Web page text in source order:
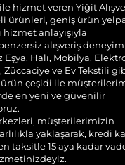
ile hizmet veren Yiğit
ürünleri, geniş ürün
anlayışıyla
alışveriş
Eşya, Halı, Mobilya,
Züccaciye ve Ev Tekstili
çeşidi ile
en yeni ve güvenilir
müşterilerimizin
yaklaşarak, kredi
taksitle 15 aya kadar